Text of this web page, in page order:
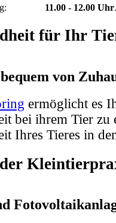
11.00 - 12.00 Uhr.
für Ihr
von
ermöglicht es
bei ihrem Tier
Ihres Tieres in